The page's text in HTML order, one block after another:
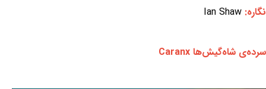
نگاره: Ian Shaw
سرده‌ی شاه‌گیش‌ها Caranx